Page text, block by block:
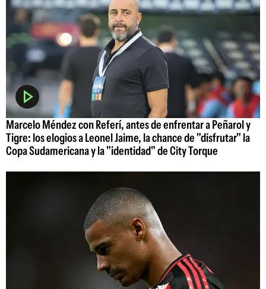
Marcelo Méndez con Referí, antes de enfrentar a Peñarol y
Tigre: los elogios a Leonel Jaime, la chance de "disfrutar" la
Copa Sudamericana y la "identidad" de City Torque